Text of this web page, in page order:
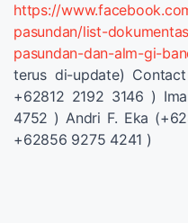
https://
pasundan/list-
pasundan-dan-alm-gi-
terus di-update)
+62812 2192 3146 )
4752 ) Andri F. Eka
+62856 9275 4241 )